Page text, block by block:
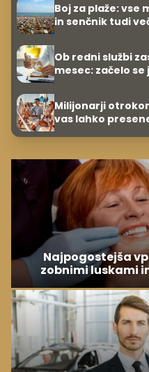
Boj za plaže: vse
in senčnik tudi
Ob redni službi
mesec: začelo
Milijonarji
vas lahko
Najpogostejša
zobnimi luskami